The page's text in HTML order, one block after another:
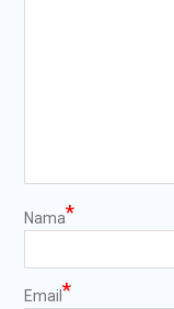
Nama*
Email *